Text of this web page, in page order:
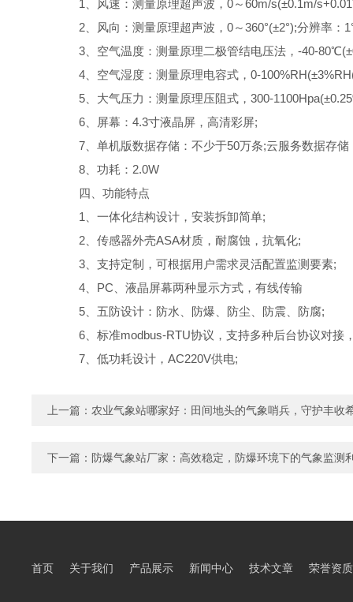
1、风速：测量原理超声波，0～60m/s(±0.1m/
2、风向：测量原理超声波，0～360°(±2°);分辨率：
3、空气温度：测量原理二极管结电压法，-40-
4、空气湿度：测量原理电容式，0-
5、大气压力：测量原理压阻式，300-
6、屏幕：4.3寸液晶屏，高清彩屏;
7、单机版数据存储：不少于50万条;云服务数据存储
8、功耗：2.0W
四、功能特点
1、一体化结构设计，安装拆卸简单;
2、传感器外壳ASA材质，耐腐蚀，抗氧化;
3、支持定制，可根据用户需求灵活配置监测要素;
4、PC、液晶屏幕两种显示方式，有线传输
5、五防设计：防水、防爆、防尘、防震、防腐;
6、标准modbus-RTU协议，支持多种后台协议对接
7、低功耗设计，AC220V供电;
上一篇： 农业气象站哪家好：田间地头的气象哨兵，守护丰收
下一篇： 防爆气象站厂家：高效稳定，防爆环境下的气象监测
首页 关于我们 产品展示 新闻中心 技术文章 荣誉资质